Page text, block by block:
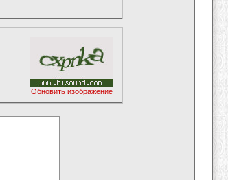
Обновить изображение